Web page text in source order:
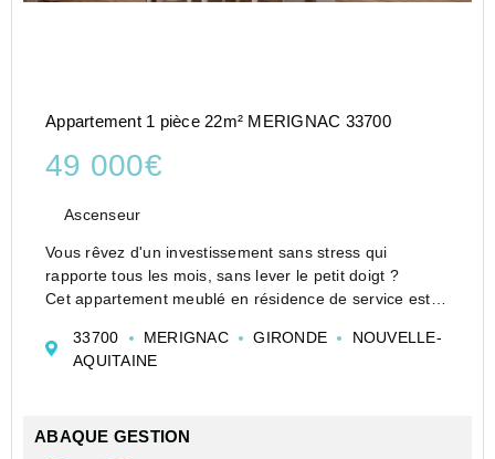
Appartement 1 pièce 22m² MERIGNAC 33700
49 000€
Ascenseur
Vous rêvez d'un investissement sans stress qui
rapporte tous les mois, sans lever le petit doigt ?
Cet appartement meublé en résidence de service est la
Les atouts qui vont vous séduire :
-Loyers garantis : Revenus a...
33700 MERIGNAC GIRONDE
NOUVELLE-
AQUITAINE
ABAQUE GESTION